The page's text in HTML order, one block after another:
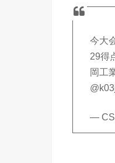
今大
29得
岡工
—